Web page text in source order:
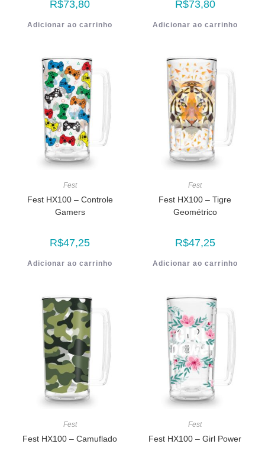
R$73,80
Adicionar ao carrinho
R$73,80
Adicionar ao carrinho
Fest
Fest HX100 – Controle
Gamers
R$47,25
Adicionar ao carrinho
Fest
Fest HX100 – Tigre
Geométrico
R$47,25
Adicionar ao carrinho
Fest
Fest HX100 – Camuflado
Fest
Fest HX100 – Girl Power